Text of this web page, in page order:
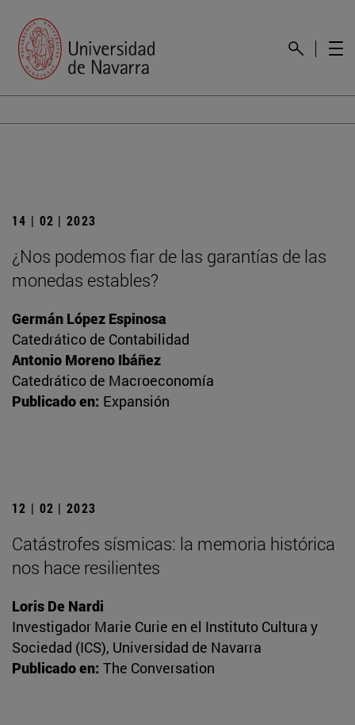
14 | 02 | 2023
¿Nos podemos fiar de las garantías de las
monedas estables?
Germán López Espinosa
Catedrático de Contabilidad
Antonio Moreno Ibáñez
Catedrático de Macroeconomía
Publicado en: Expansión
12 | 02 | 2023
Catástrofes sísmicas: la memoria histórica
nos hace resilientes
Loris De Nardi
Investigador Marie Curie en el Instituto Cultura y
Sociedad (ICS), Universidad de Navarra
Publicado en: The Conversation